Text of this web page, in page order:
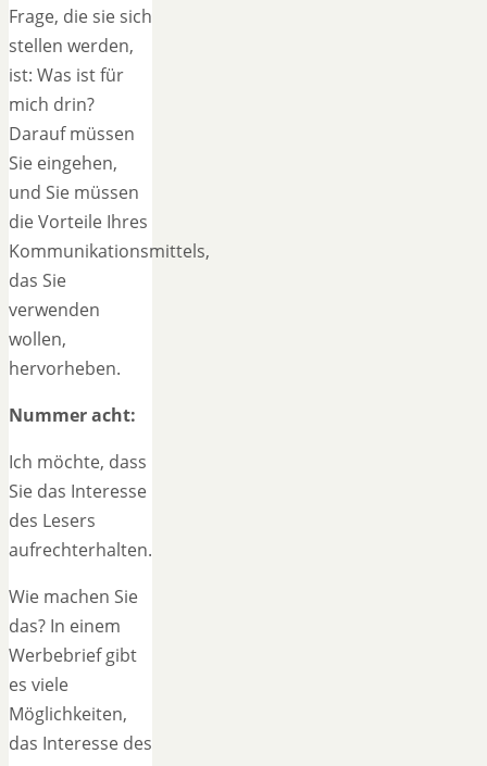
Frage, die sie sich
stellen werden,
ist: Was ist für
mich drin?
Darauf müssen
Sie eingehen,
und Sie müssen
die Vorteile Ihres
Kommunikationsmittels,
das Sie
verwenden
wollen,
hervorheben.
Nummer acht:
Ich möchte, dass
Sie das Interesse
des Lesers
aufrechterhalten.
Wie machen Sie
das? In einem
Werbebrief gibt
es viele
Möglichkeiten,
das Interesse des